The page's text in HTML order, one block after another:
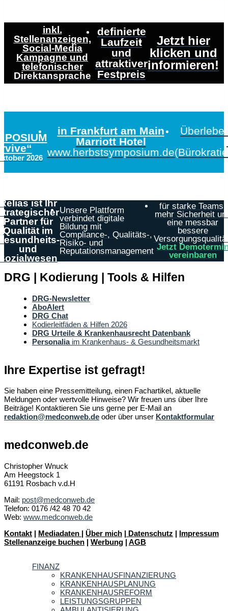
inkl.
Stellenanzeigen,
Social-Media
Kampagne und
telefonischer
Direktansprache
definierte
Laufzeit
und
attraktiver
Festpreis
Jetzt hier
klicken und
informieren!
2026
in Frankfurt am Main
Marriott Hotel
www.herbstsymposium.de
ist Ihr
Partner für
Qualität im
und
Unsere Plattform
verbindet digitale
Bildung mit
Compliance-, Qualitäts-,
Risiko- und
Reputationsmanagement
für starke Teams,
mehr Sicherheit
eine messbar
bessere
Jetzt
vereinbaren
DRG | Kodierung | Tools & Hilfen
DRG-Newsletter
AboAlert
DRG Chat
Kodierleitfäden & Hilfen 2026
DRG Urteile & Krankenhausrecht Datenbank
Personaliaim Krankenhaus- & Gesundheitsmarkt
Ihre Expertise ist gefragt!
Sie haben eine Pressemitteilung, einen Fachartikel, aktuelle
Meldungen oder wertvolle Hinweise? Wir freuen uns über Ihre
Beiträge! Kontaktieren Sie uns gerne per E-Mail an
redaktion@medconweb.de oder über unser Kontaktformular
medconweb.de
Christopher Wnuck
Am Heegstock 1
61191 Rosbach v.d.H
Mail: post@medconweb.de
Telefon: 0176 /42 48 70 42
Web: www.medconweb.de
Kontakt | Mediadaten | Über mich | Datenschutz | Impressum
Stellenanzeige buchen | Werbung | AGB
FINANZ
KRANKENHAUSFINANZIERUNG
KRANKENHAUSPLANUNG
KRANKENHAUSREFORM
LEISTUNGSGRUPPEN